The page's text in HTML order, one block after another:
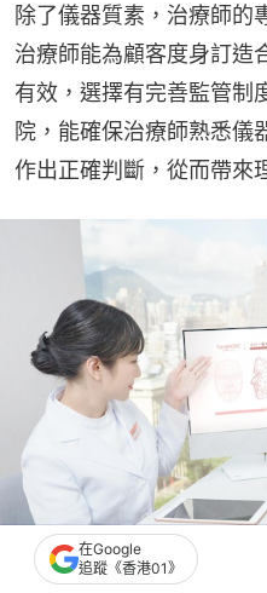
除了儀器質素，治療師的
治療師能為顧客度身訂造
有效，選擇有完善監管制
院，能確保治療師熟悉儀
作出正確判斷，從而帶來
在Google
追蹤《香港01》